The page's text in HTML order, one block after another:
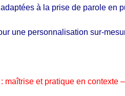
à la prise de parole en
une personnalisation sur-
et pratique en contexte